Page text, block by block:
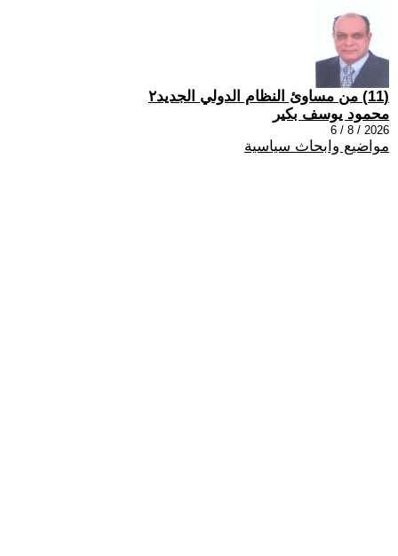
(11) من مساوئ النظام الدولي الجديد٢
محمود يوسف بكير
2026 / 8 / 6
مواضيع وابحاث سياسية